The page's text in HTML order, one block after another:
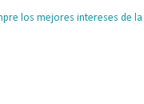
los mejores intereses de